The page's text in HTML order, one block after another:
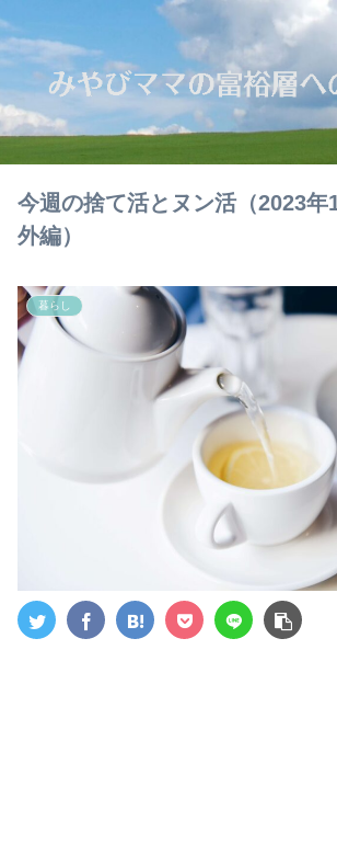
今週の捨て活とヌン活（2023年
外編）
暮らし